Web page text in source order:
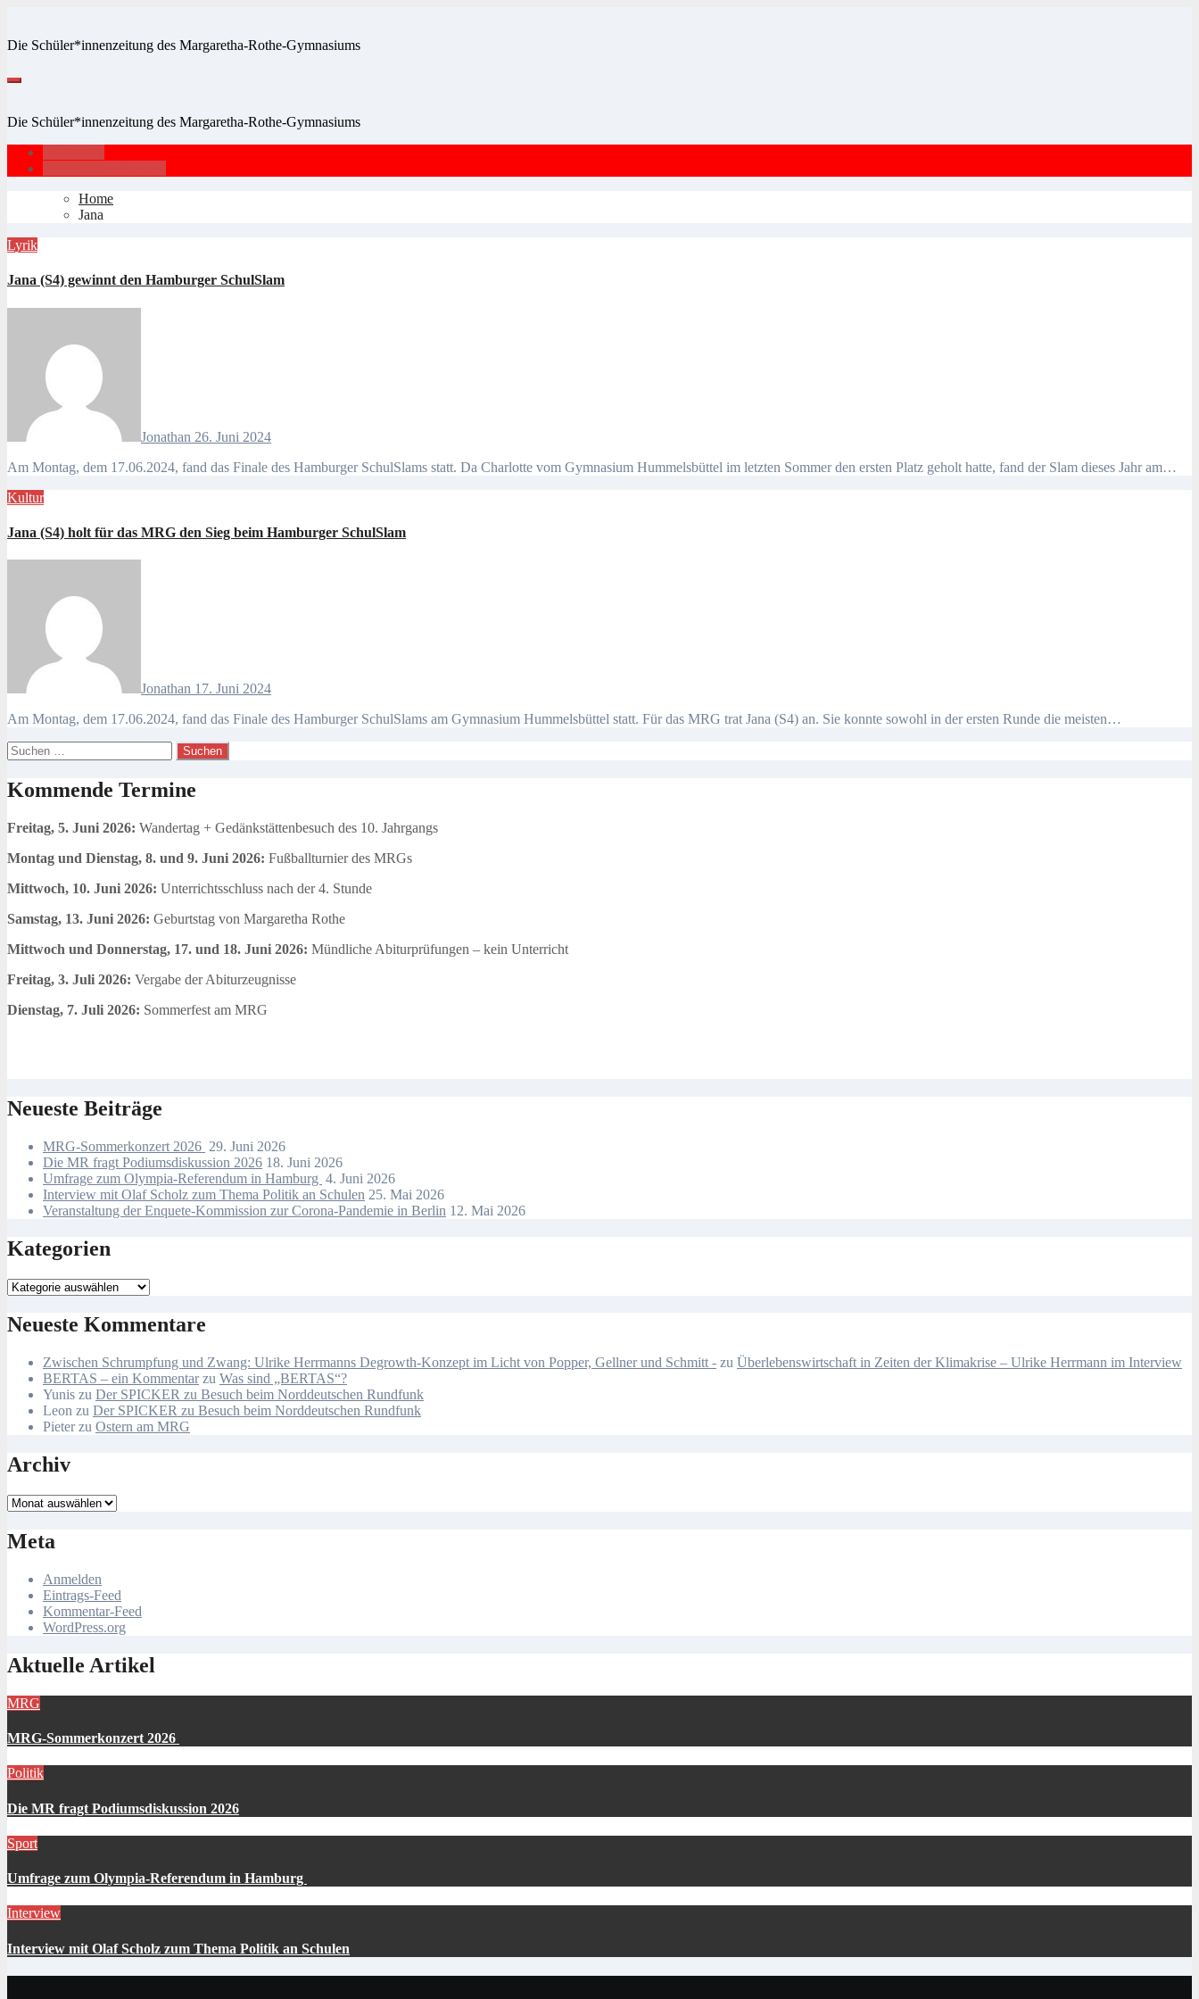
springen
Die Schüler*innenzeitung des Margaretha-Rothe-Gymnasiums
Die Schüler*innenzeitung des Margaretha-Rothe-Gymnasiums
Home
Jana
Lyrik
Jana (S4) gewinnt den Hamburger SchulSlam
Jonathan 26. Juni 2024
Am Montag, dem 17.06.2024, fand das Finale des Hamburger SchulSlams statt. Da Charlotte vom Gymnasium Hummelsbüttel im letzten Sommer den ersten Platz geholt hatte, fand der Slam dieses Jahr am…
Kultur
Jana (S4) holt für das MRG den Sieg beim Hamburger SchulSlam
Jonathan 17. Juni 2024
Am Montag, dem 17.06.2024, fand das Finale des Hamburger SchulSlams am Gymnasium Hummelsbüttel statt. Für das MRG trat Jana (S4) an. Sie konnte sowohl in der ersten Runde die meisten…
Suchen
nach:
Kommende Termine
Freitag, 5. Juni 2026: Wandertag + Gedänkstättenbesuch des 10. Jahrgangs
Montag und Dienstag, 8. und 9. Juni 2026: Fußballturnier des MRGs
Mittwoch, 10. Juni 2026: Unterrichtsschluss nach der 4. Stunde
Samstag, 13. Juni 2026: Geburtstag von Margaretha Rothe
Mittwoch und Donnerstag, 17. und 18. Juni 2026: Mündliche Abiturprüfungen – kein Unterricht
Freitag, 3. Juli 2026: Vergabe der Abiturzeugnisse
Dienstag, 7. Juli 2026: Sommerfest am MRG
Neueste Beiträge
MRG-Sommerkonzert 2026 29. Juni 2026
Die MR fragt Podiumsdiskussion 2026 18. Juni 2026
Umfrage zum Olympia-Referendum in Hamburg 4. Juni 2026
Interview mit Olaf Scholz zum Thema Politik an Schulen 25. Mai 2026
Veranstaltung der Enquete-Kommission zur Corona-Pandemie in Berlin 12. Mai 2026
Kategorien
Kategorien
Neueste Kommentare
Zwischen Schrumpfung und Zwang: Ulrike Herrmanns Degrowth-Konzept im Licht von Popper, Gellner und Schmitt - zu Überlebenswirtschaft in Zeiten der Klimakrise – Ulrike Herrmann im Interview
BERTAS – ein Kommentarzu Was sind „BERTAS“?
Yunis zu Der SPICKER zu Besuch beim Norddeutschen Rundfunk
Leon zu Der SPICKER zu Besuch beim Norddeutschen Rundfunk
Pieterzu Ostern am MRG
Archiv
Archiv
Meta
Anmelden
Eintrags-Feed
Kommentar-Feed
WordPress.org
Aktuelle Artikel
MRG
MRG-Sommerkonzert 2026
Politik
Die MR fragt Podiumsdiskussion 2026
Sport
Umfrage zum Olympia-Referendum in Hamburg
Interview
Interview mit Olaf Scholz zum Thema Politik an Schulen